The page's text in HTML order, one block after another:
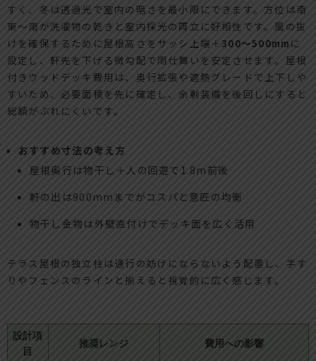
すく、冬は透過光で室内の暗さを最小限にできます。方位は南
東～南が洗濯物の乾きと室内採光の両立に好相性です。風の抜
けを確保するために屋根高さをサッシ上端＋ 300～500mm に
設定し、軒先を下げる微勾配で雨仕舞いを安定させます。屋根
付きウッドデッキ費用は、奥行拡張や遮熱グレードで上下しや
すいため、必要面積を先に確定し、余剰装備を後回しにすると
総額がぶれにくいです。
おすすめ寸法の考え方
屋根奥行は物干し＋人の回遊で1.8m前後
軒の出は900mmまでがコスパと意匠の均衡
物干し金物は外壁直付けでデッキ面を広く活用
テラス屋根の独立柱は通行の妨げにならないよう配置し、手す
りやフェンスのラインと揃えると視覚的に広く感じます。
設計項
目
推奨レンジ 費用への影響